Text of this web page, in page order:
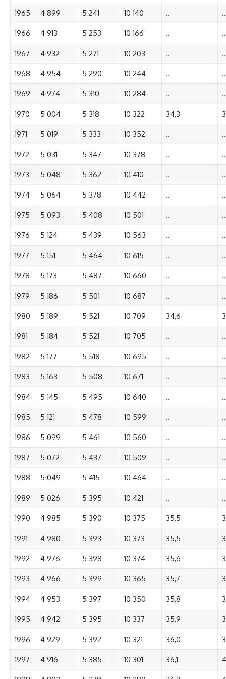
1965 4 899 5 241 10 140 .. ..
1966 4 913 5 253 10 166 .. ..
1967 4 932 5 271 10 203 .. ..
1968 4 954 5 290 10 244 .. ..
1969 4 974 5 310 10 284 .. ..
1970 5 004 5 318 10 322 34,3
1971 5 019 5 333 10 352 .. ..
1972 5 031 5 347 10 378 .. ..
1973 5 048 5 362 10 410 .. ..
1974 5 064 5 378 10 442 .. ..
1975 5 093 5 408 10 501 .. ..
1976 5 124 5 439 10 563 .. ..
1977 5 151 5 464 10 615 .. ..
1978 5 173 5 487 10 660 .. ..
1979 5 186 5 501 10 687 .. ..
1980 5 189 5 521 10 709 34,6
1981 5 184 5 521 10 705 .. ..
1982 5 177 5 518 10 695 .. ..
1983 5 163 5 508 10 671 .. ..
1984 5 145 5 495 10 640 .. ..
1985 5 121 5 478 10 599 .. ..
1986 5 099 5 461 10 560 .. ..
1987 5 072 5 437 10 509 .. ..
1988 5 049 5 415 10 464 .. ..
1989 5 026 5 395 10 421 .. ..
1990 4 985 5 390 10 375 35,5
1991 4 980 5 393 10 373 35,5
1992 4 976 5 398 10 374 35,6
1993 4 966 5 399 10 365 35,7
1994 4 953 5 397 10 350 35,8
1995 4 942 5 395 10 337 35,9
1996 4 929 5 392 10 321 36,0
1997 4 916 5 385 10 301 36,1